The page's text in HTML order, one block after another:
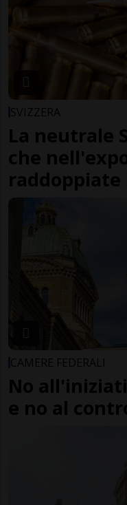
SVIZZERA
La neutrale
che
CAMERE FEDERALI
No
e no al